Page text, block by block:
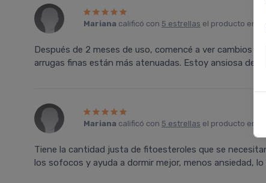
Mariana calificó con 5 estrellas el producto en
Después de 2 meses de uso, comencé a ver cambios
arrugas finas están más atenuadas. Estoy ansiosa de
Mariana calificó con 5 estrellas el producto en
Tiene la cantidad justa de fitoesteroles que se
los sofocos y ayuda a dormir mejor, menos ansiedad,